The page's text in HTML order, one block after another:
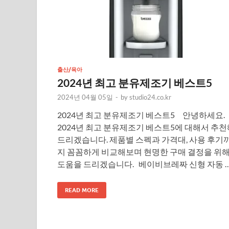
출산/육아
2024년 최고 분유제조기 베스트5
2024년 04월 05일 - bystudio24.co.kr
2024년 최고 분유제조기 베스트5 안녕하세요.
2024년 최고 분유제조기 베스트5에 대해서 추천
드리겠습니다. 제품별 스펙과 가격대, 사용 후기
지 꼼꼼하게 비교해보며 현명한 구매 결정을 위해
도움을 드리겠습니다. 베이비브레짜 신형 자동 …
READ MORE